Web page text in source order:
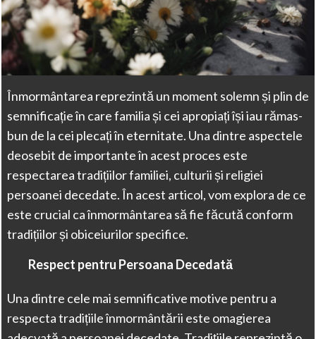
Înmormântarea reprezintă un moment solemn și plin de
semnificație în care familia și cei apropiați își iau rămas-
bun de la cei plecați în eternitate. Una dintre aspectele
deosebit de importante în acest proces este
respectarea tradițiilor familiei, culturii și religiei
persoanei decedate. În acest articol, vom explora de ce
este crucial ca înmormântarea să fie făcută conform
tradițiilor și obiceiurilor specifice.
Respect pentru Persoana Decedată
Una dintre cele mai semnificative motive pentru a
respecta tradițiile înmormântării este omagierea